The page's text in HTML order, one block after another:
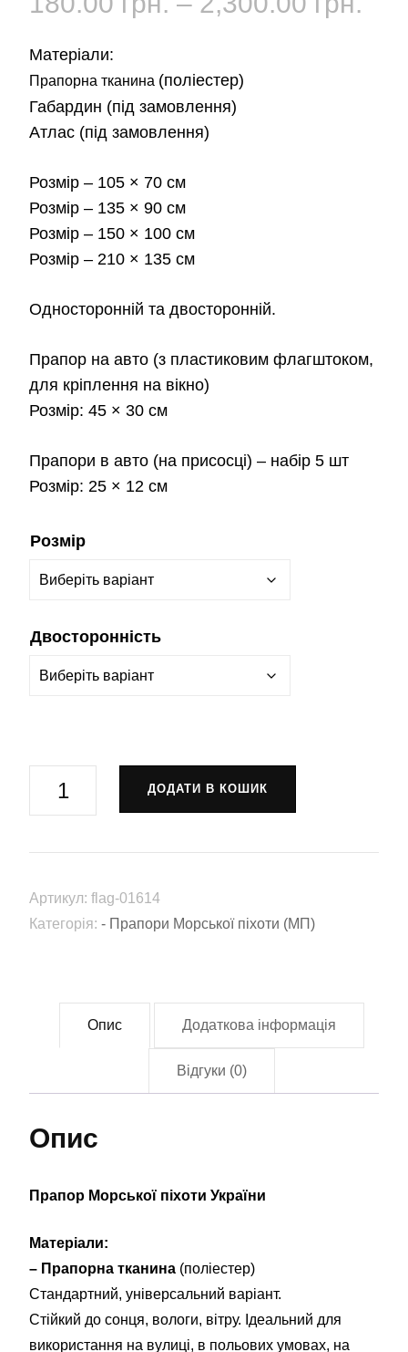
Матеріали:
Прапорна тканина (поліестер)
Габардин (під замовлення)
Атлас (під замовлення)
Розмір – 105 × 70 см
Розмір – 135 × 90 см
Розмір – 150 × 100 см
Розмір – 210 × 135 см
Односторонній та двосторонній.
Прапор на авто (з пластиковим флагштоком,
для кріплення на вікно)
Розмір: 45 × 30 см
Прапори в авто (на присосці) – набір 5 шт
Розмір: 25 × 12 см
Розмір
Двосторонність
Морської
України
01614)
кількість
ДОДАТИ В КОШИК
Артикул: flag-01614
Категорія: - Прапори Морської піхоти (МП)
Опис Додаткова інформація
Відгуки (0)
Опис
Прапор Морської піхоти України
Матеріали:
– Прапорна тканина (поліестер)
Стандартний, універсальний варіант.
Стійкий до сонця, вологи, вітру. Ідеальний для
використання на вулиці, в польових умовах, на